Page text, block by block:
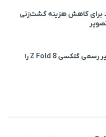
برای کاهش هزینه گشت‌زنی
سامسونگ اولین تصویر رسمی گلکسی Z Fold 8 را